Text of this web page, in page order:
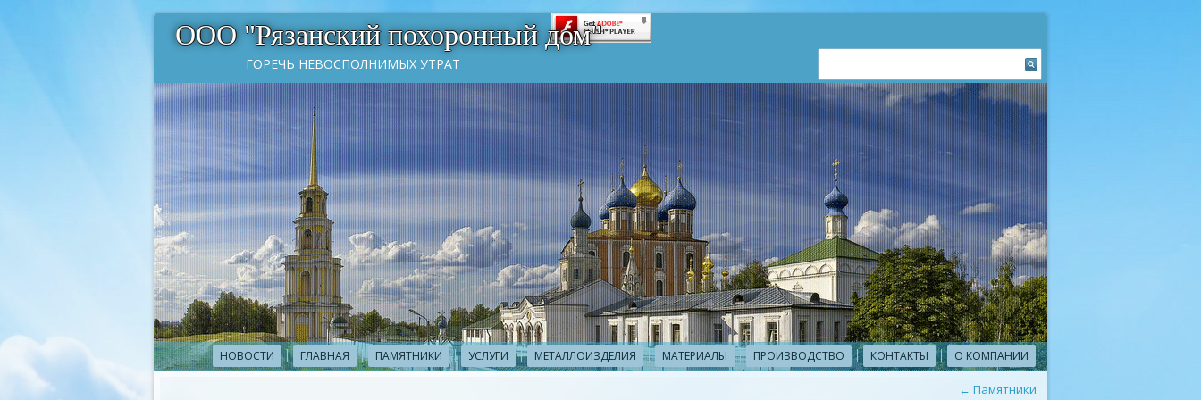
ООО "Рязанский похоронный дом"
ГОРЕЧЬ НЕВОСПОЛНИМЫХ УТРАТ
НОВОСТИ ГЛАВНАЯ ПАМЯТНИКИ УСЛУГИ МЕТАЛЛОИЗДЕЛИЯ МАТЕРИАЛЫ ПРОИЗВОДСТВО КОНТАКТЫ О КОМПАНИИ
← Памятники